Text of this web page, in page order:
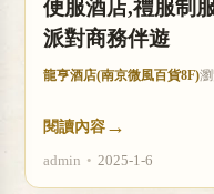
便服酒店,禮服制
派對商務伴遊
龍亨酒店(南京微風百貨8F)
閱讀內容 →
admin • 2025-1-6